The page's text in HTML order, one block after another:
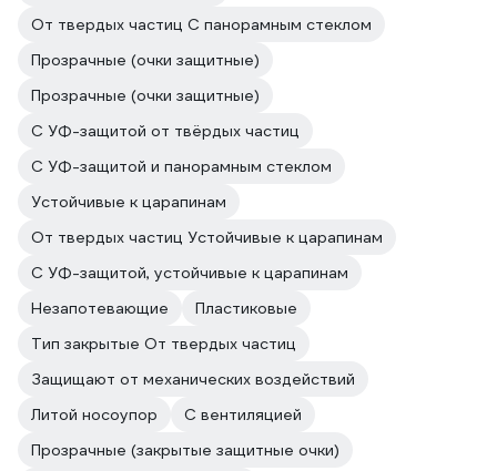
От твердых частиц С панорамным стеклом
Прозрачные (очки защитные)
Прозрачные (очки защитные)
С УФ-защитой от твёрдых частиц
С УФ-защитой и панорамным стеклом
Устойчивые к царапинам
От твердых частиц Устойчивые к царапинам
С УФ-защитой, устойчивые к царапинам
Незапотевающие
Пластиковые
Тип закрытые От твердых частиц
Защищают от механических воздействий
Литой носоупор
С вентиляцией
Прозрачные (закрытые защитные очки)